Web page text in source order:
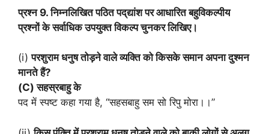
प्रश्न 9. निम्नलिखित पठित पद्‌द्यांश पर आधारित बहुविकल्पीय
प्रश्नों के सर्वाधिक उपयुक्त विकल्प चुनकर लिखिए।
(i)परशुराम धनुष तोड़ने वाले व्यक्ति को किसके समान अपना दुश्मन
मानते हैं?
(C) सहस्रबाहु के
पद में स्पष्ट कहा गया है, “सहसबाहु सम सो रिपु मोरा।।”